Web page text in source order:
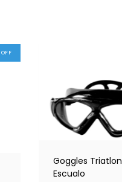
OFF
Goggles Triatlon
Escualo